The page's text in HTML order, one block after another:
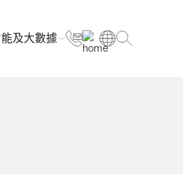
及大數據